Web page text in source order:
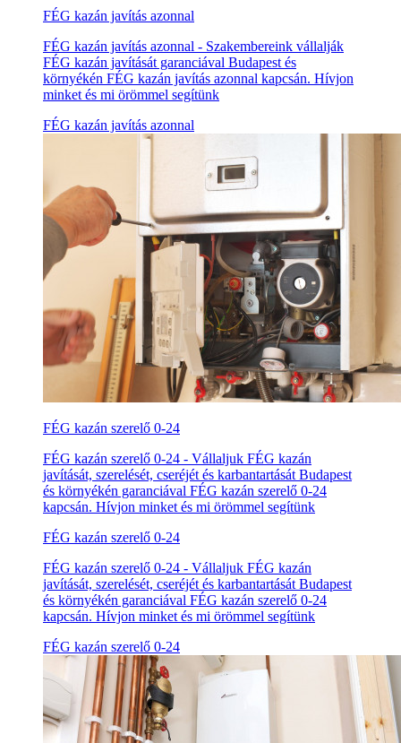
FÉG kazán javítás azonnal
FÉG kazán javítás azonnal - Szakembereink vállalják
FÉG kazán javítását garanciával Budapest és
környékén FÉG kazán javítás azonnal kapcsán. Hívjon
minket és mi örömmel segítünk
FÉG kazán javítás azonnal
FÉG kazán szerelő 0-24
FÉG kazán szerelő 0-24 - Vállaljuk FÉG kazán
javítását, szerelését, cseréjét és karbantartását Budapest
és környékén garanciával FÉG kazán szerelő 0-24
kapcsán. Hívjon minket és mi örömmel segítünk
FÉG kazán szerelő 0-24
FÉG kazán szerelő 0-24 - Vállaljuk FÉG kazán
javítását, szerelését, cseréjét és karbantartását Budapest
és környékén garanciával FÉG kazán szerelő 0-24
kapcsán. Hívjon minket és mi örömmel segítünk
FÉG kazán szerelő 0-24